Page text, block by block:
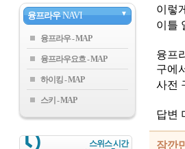
융프라우 NAVI ▼
융프라우
융프라우요흐
하이킹
스키
스위스 시간
이렇
이틀
융프
구에
사전
답변
잠깐